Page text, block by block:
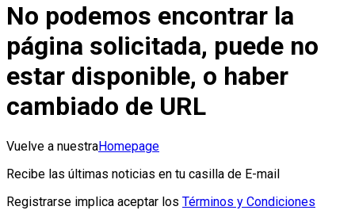
No podemos encontrar la
página solicitada, puede no
estar disponible, o haber
cambiado de URL
Vuelve a nuestraHomepage
Recibe las últimas noticias en tu casilla de E-mail
Registrarse implica aceptar los Términos y Condiciones